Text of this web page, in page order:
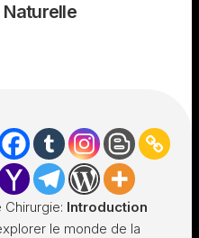
Introduction
le monde de la